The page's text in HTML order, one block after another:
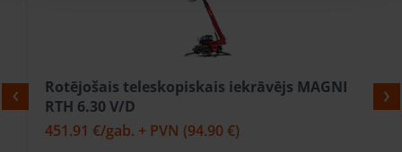
Rotējošais teleskopiskais iekrāvējs MAGNI
RTH 6.30 V/D
451.91 €/gab. + PVN(94.90 €)